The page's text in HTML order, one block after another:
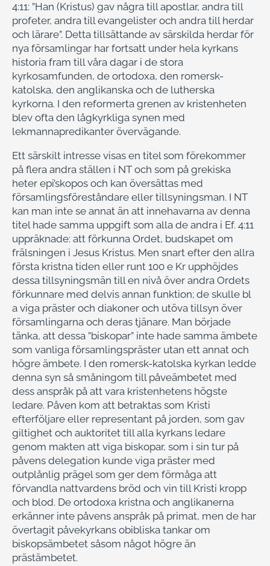
4:11: ”Han (Kristus) gav några till apostlar, andra till
profeter, andra till evangelister och andra till herdar
och lärare”. Detta tillsättande av särskilda herdar för
nya församlingar har fortsatt under hela kyrkans
historia fram till våra dagar i de stora
kyrkosamfunden, de ortodoxa, den romersk-
katolska, den anglikanska och de lutherska
kyrkorna. I den reformerta grenen av kristenheten
blev ofta den lågkyrkliga synen med
lekmannapredikanter övervägande.
Ett särskilt intresse visas en titel som förekommer
på flera andra ställen i NT och som på grekiska
heter epi’skopos och kan översättas med
församlingsföreståndare eller tillsyningsman. I NT
kan man inte se annat än att innehavarna av denna
titel hade samma uppgift som alla de andra i Ef. 4:11
uppräknade: att förkunna Ordet, budskapet om
frälsningen i Jesus Kristus. Men snart efter den allra
första kristna tiden eller runt 100 e Kr upphöjdes
dessa tillsyningsmän till en nivå över andra Ordets
förkunnare med delvis annan funktion; de skulle bl
a viga präster och diakoner och utöva tillsyn över
församlingarna och deras tjänare. Man började
tänka, att dessa ”biskopar” inte hade samma ämbete
som vanliga församlingspräster utan ett annat och
högre ämbete. I den romersk-katolska kyrkan ledde
denna syn så småningom till påveämbetet med
dess anspråk på att vara kristenhetens högste
ledare. Påven kom att betraktas som Kristi
efterföljare eller representant på jorden, som gav
giltighet och auktoritet till alla kyrkans ledare
genom makten att viga biskopar, som i sin tur på
påvens delegation kunde viga präster med
outplånlig prägel som ger dem förmåga att
förvandla nattvardens bröd och vin till Kristi kropp
och blod. De ortodoxa kristna och anglikanerna
erkänner inte påvens anspråk på primat, men de har
övertagit påvekyrkans obibliska tankar om
biskopsämbetet såsom något högre än
prästämbetet.